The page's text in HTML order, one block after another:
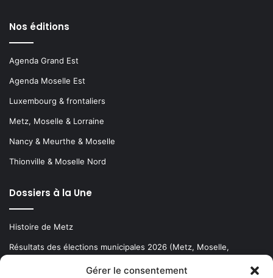
Gérer le consentement
Nos éditions
Agenda Grand Est
Agenda Moselle Est
Luxembourg & frontaliers
Metz, Moselle & Lorraine
Nancy & Meurthe & Moselle
Thionville & Moselle Nord
Dossiers à la Une
Histoire de Metz
Résultats des élections municipales 2026 (Metz, Moselle,